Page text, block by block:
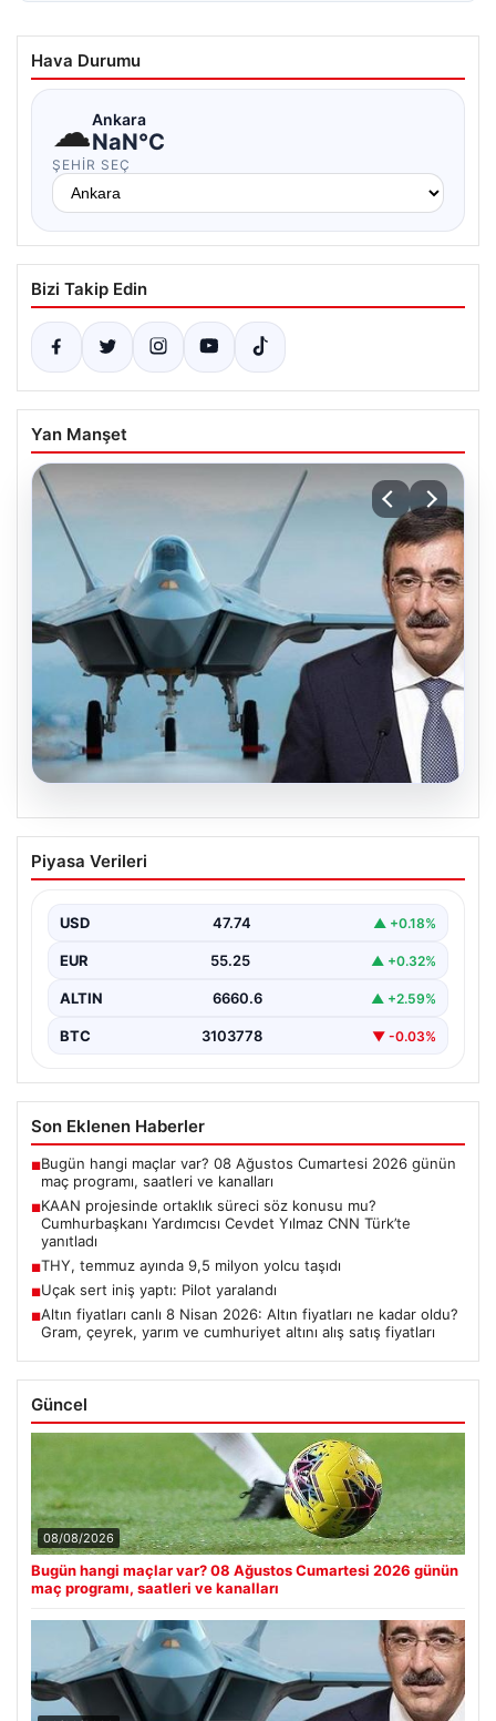
Hava Durumu
☁Ankara
NaN°C
ŞEHIR SEÇ
Bizi Takip Edin
Yan Manşet
08.08.2026
KAAN projesinde ortaklık süreci söz
konusu mu? Cumhurbaşkanı Yardımcısı
Cumhurbaşkanı Yardımcısı Cevdet Yılmaz, CNN Türk
Ortak…
Piyasa Verileri
USD 47.74 ▲ +0.18%
EUR 55.25 ▲ +0.32%
ALTIN 6660.6 ▲ +2.59%
BTC 3103778 ▼ -0.03%
Son Eklenen Haberler
■Bugün hangi maçlar var? 08 Ağustos Cumartesi 2026 günün
maç programı, saatleri ve kanalları
■KAAN projesinde ortaklık süreci söz konusu mu?
Cumhurbaşkanı Yardımcısı Cevdet Yılmaz CNN Türk’te
yanıtladı
■THY, temmuz ayında 9,5 milyon yolcu taşıdı
■Uçak sert iniş yaptı: Pilot yaralandı
■Altın fiyatları canlı 8 Nisan 2026: Altın fiyatları ne kadar oldu?
Gram, çeyrek, yarım ve cumhuriyet altını alış satış fiyatları
Güncel
08/08/2026
Bugün hangi maçlar var? 08 Ağustos Cumartesi 2026 günün
maç programı, saatleri ve kanalları